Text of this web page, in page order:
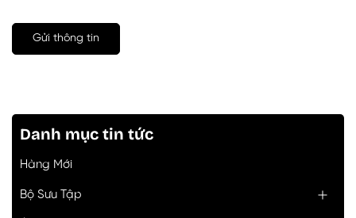
Gửi thông tin
Danh mục tin tức
Hàng Mới
Bộ Sưu Tập